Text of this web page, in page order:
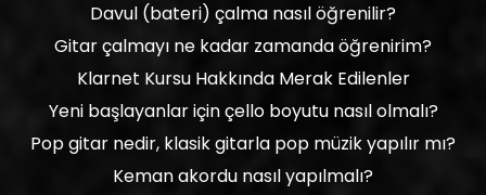
Davul (bateri) çalma nasıl öğrenilir?
Gitar çalmayı ne kadar zamanda öğrenirim?
Klarnet Kursu Hakkında Merak Edilenler
Yeni başlayanlar için çello boyutu nasıl olmalı?
Pop gitar nedir, klasik gitarla pop müzik yapılır mı?
Keman akordu nasıl yapılmalı?